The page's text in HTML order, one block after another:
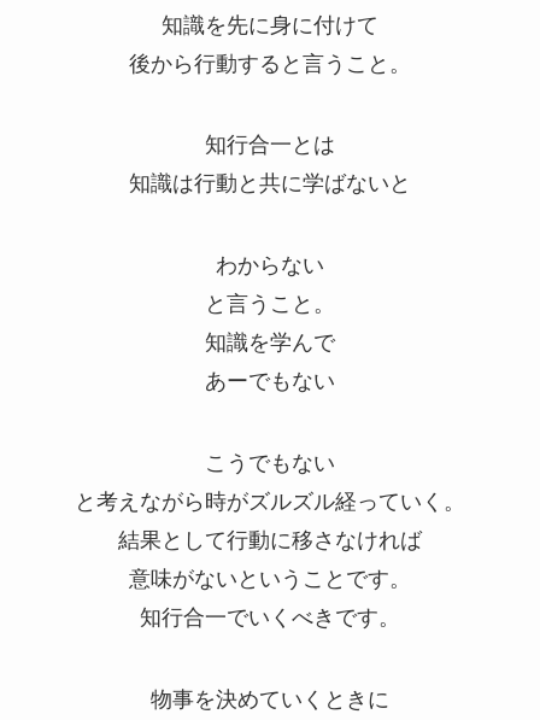
知識を先に身に付けて
後から行動すると言うこと。
知行合一とは
知識は行動と共に学ばないと
わからない
と言うこと。
知識を学んで
あーでもない
こうでもない
と考えながら時がズルズル経っていく。
結果として行動に移さなければ
意味がないということです。
知行合一でいくべきです。
物事を決めていくときに